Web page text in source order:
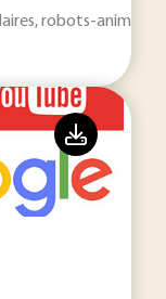
robots-